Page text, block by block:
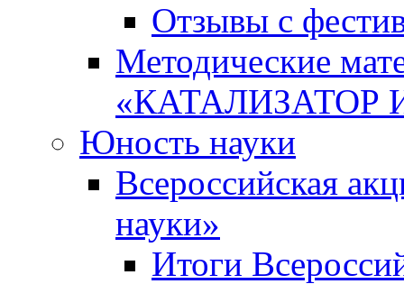
Отзывы с
Методические
«КАТАЛИЗАТОР
Юность науки
Всероссийская
науки»
Итоги